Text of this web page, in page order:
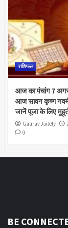
राशिफल
आज का पंचांग 7
आज सावन कृष्ण
जानें पूजा के लिए
Gaurav Jaitely
0
BE